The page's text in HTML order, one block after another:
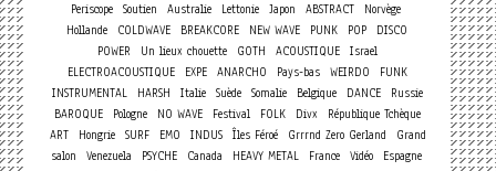
Periscope Soutien Australie Lettonie Japon ABSTRACT
Norvège
Hollande
COLDWAVE BREAKCORE NEW WAVE PUNK POP
DISCO
POWER
Un lieux chouette GOTH ACOUSTIQUE
Israel
ELECTROACOUSTIQUE
EXPE ANARCHO Pays-bas WEIRDO
FUNK
INSTRUMENTAL
HARSH Italie Suède Somalie Belgique DANCE
Russie
BAROQUE
Pologne NO WAVE Festival FOLK Divx
République Tchèque
ART
Hongrie SURF EMO INDUS Îles Féroé Grrrnd Zero Gerland
Grand
salon
Venezuela PSYCHE Canada HEAVY METAL France Vidéo
Espagne